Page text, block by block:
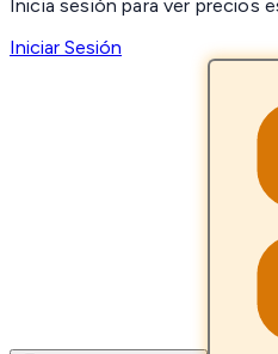
Inicia sesión para ver precios
Iniciar Sesión